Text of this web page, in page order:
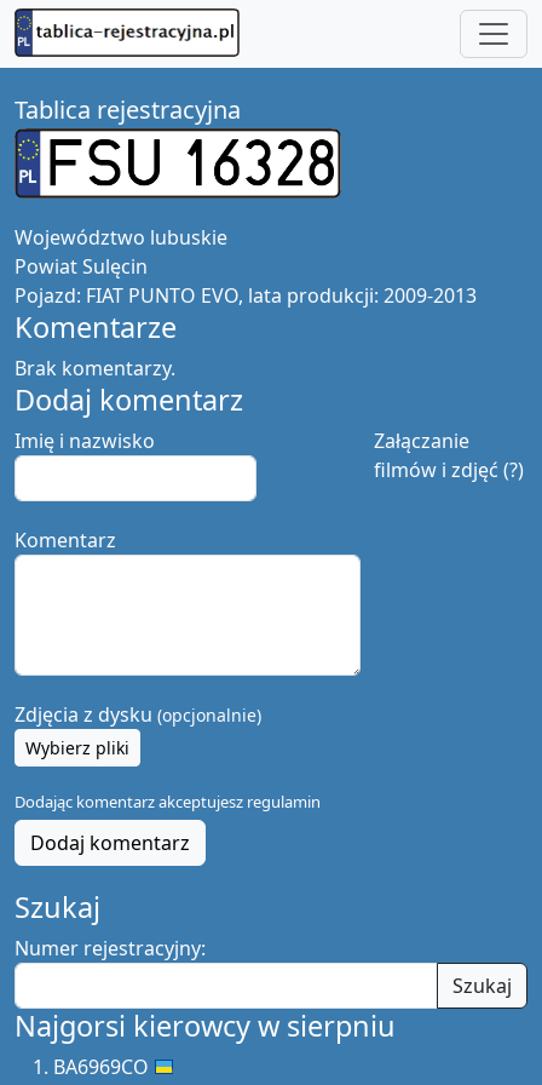
Tablica rejestracyjna
Województwo lubuskie
PowiatSulęcin
Pojazd: FIAT PUNTO EVO, lata produkcji: 2009-2013
Komentarze
Brak komentarzy.
Dodaj komentarz
Załączanie
filmów i zdjęć (?)
Imię i nazwisko
Komentarz
Zdjęcia z dysku (opcjonalnie)
Wybierz pliki
Dodając komentarz akceptujesz regulamin
Dodaj komentarz
Szukaj
Numer rejestracyjny:
Szukaj
Najgorsi kierowcy w sierpniu
BA6969CO